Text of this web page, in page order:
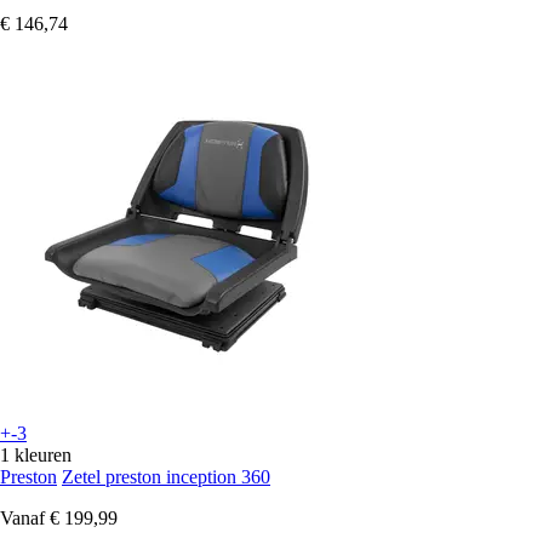
€ 146,74
+-3
1 kleuren
Preston Zetel preston inception 360
Vanaf € 199,99